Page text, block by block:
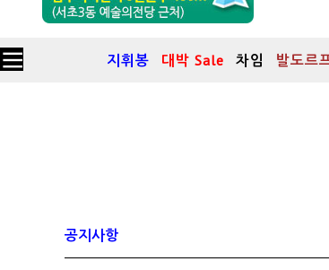
지휘봉 대박 Sale 차임 발도르
공지사항